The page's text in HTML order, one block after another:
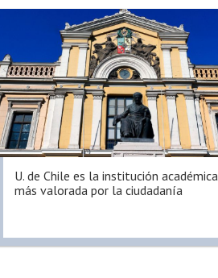
U. de Chile es la institución académica
más valorada por la ciudadanía